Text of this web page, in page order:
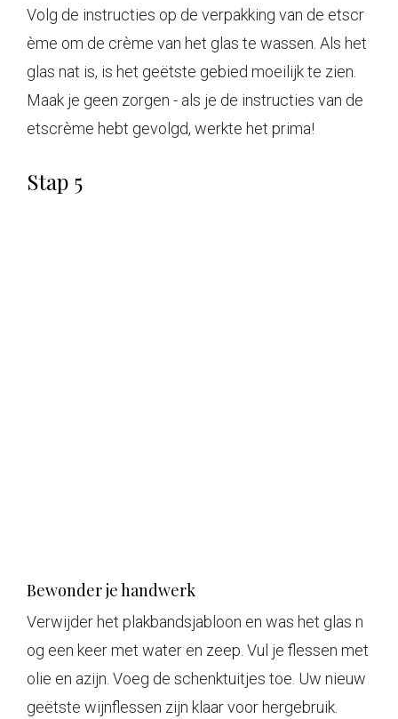
Volg de instructies op de verpakking van de etscr
ème om de crème van het glas te wassen. Als het
glas nat is, is het geëtste gebied moeilijk te zien.
Maak je geen zorgen - als je de instructies van de
etscrème hebt gevolgd, werkte het prima!
Stap 5
Bewonder je handwerk
Verwijder het plakbandsjabloon en was het glas n
og een keer met water en zeep. Vul je flessen met
olie en azijn. Voeg de schenktuitjes toe. Uw nieuw
geëtste wijnflessen zijn klaar voor hergebruik.